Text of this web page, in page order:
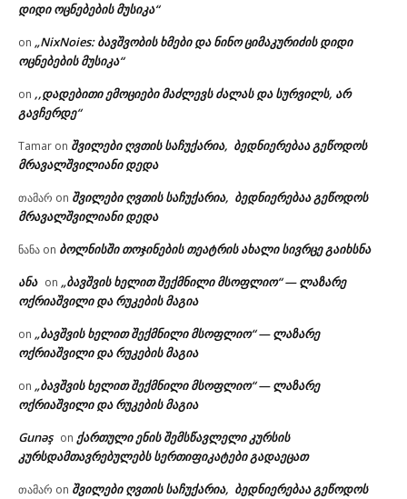
დიდი ოცნებების მუსიკა“
on „NixNoies: ბავშვობის ხმები და ნინო ციმაკურიძის დიდი
ოცნებების მუსიკა“
on ,,დადებითი ემოციები მაძლევს ძალას და სურვილს, არ
გავჩერდე“
Tamar on შვილები ღვთის საჩუქარია, ბედნიერებაა გეწოდოს
მრავალშვილიანი დედა
თამარ on შვილები ღვთის საჩუქარია, ბედნიერებაა გეწოდოს
მრავალშვილიანი დედა
ნანა on ბოლნისში თოჯინების თეატრის ახალი სივრცე გაიხსნა
ანა on „ბავშვის ხელით შექმნილი მსოფლიო“ — ლაზარე
ოქრიაშვილი და რუკების მაგია
on „ბავშვის ხელით შექმნილი მსოფლიო“ — ლაზარე
ოქრიაშვილი და რუკების მაგია
on „ბავშვის ხელით შექმნილი მსოფლიო“ — ლაზარე
ოქრიაშვილი და რუკების მაგია
Gunəş on ქართული ენის შემსწავლელი კურსის
კურსდამთავრებულებს სერთიფიკატები გადაეცათ
თამარ on შვილები ღვთის საჩუქარია, ბედნიერებაა გეწოდოს